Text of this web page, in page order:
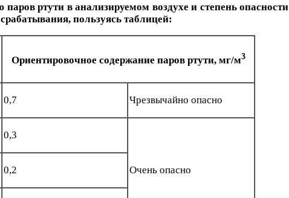
ртути в анализируемом воздухе и степень опасности
пользуясь таблицей:
Ориентировочное содержание паров ртути, мг/м3
0,7 Чрезвычайно опасно
0,3
Очень опасно
0,2